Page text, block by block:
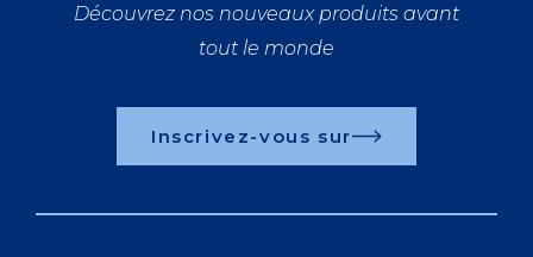
Découvrez nos nouveaux produits avant
tout le monde
Inscrivez-vous sur